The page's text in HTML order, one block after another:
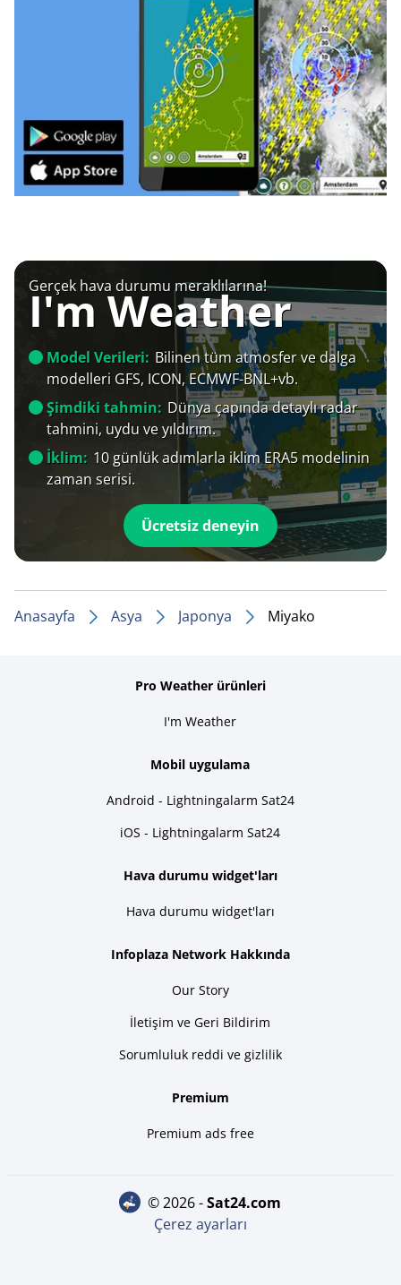
Gerçek hava durumu meraklılarına!
I'm Weather
Model Verileri: Bilinen tüm atmosfer ve dalga
modelleri GFS, ICON, ECMWF-BNL+vb.
Şimdiki tahmin: Dünya çapında detaylı radar
tahmini, uydu ve yıldırım.
İklim: 10 günlük adımlarla iklim ERA5 modelinin
zaman serisi.
Ücretsiz deneyin
Anasayfa Asya Japonya Miyako
Pro Weather ürünleri
I'm Weather
Mobil uygulama
Android - Lightningalarm Sat24
iOS - Lightningalarm Sat24
Hava durumu widget'ları
Hava durumu widget'ları
Infoplaza Network Hakkında
Our Story
İletişim ve Geri Bildirim
Sorumluluk reddi ve gizlilik
Premium
Premium ads free
© 2026 - sat24.com
Çerez ayarları